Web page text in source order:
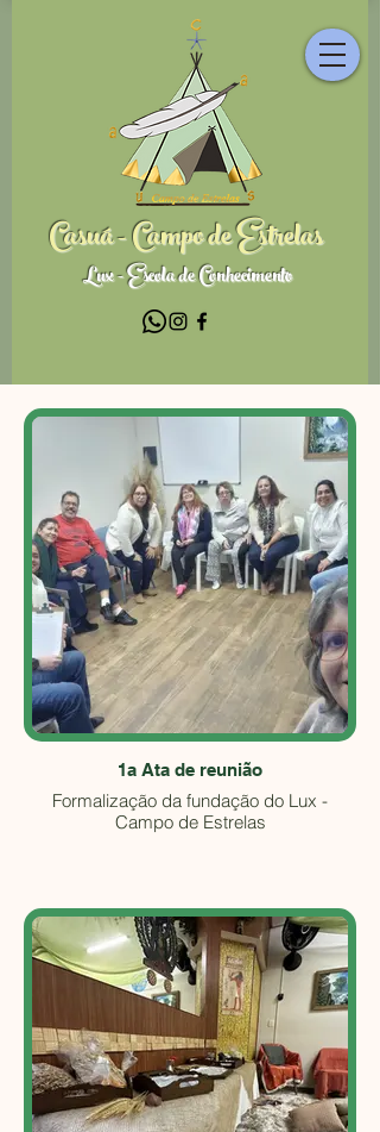
Casuá - Campo de Estrelas
Lux - Escola de Conhecimento
1a Ata de reunião
Formalização da fundação do Lux -
Campo de Estrelas